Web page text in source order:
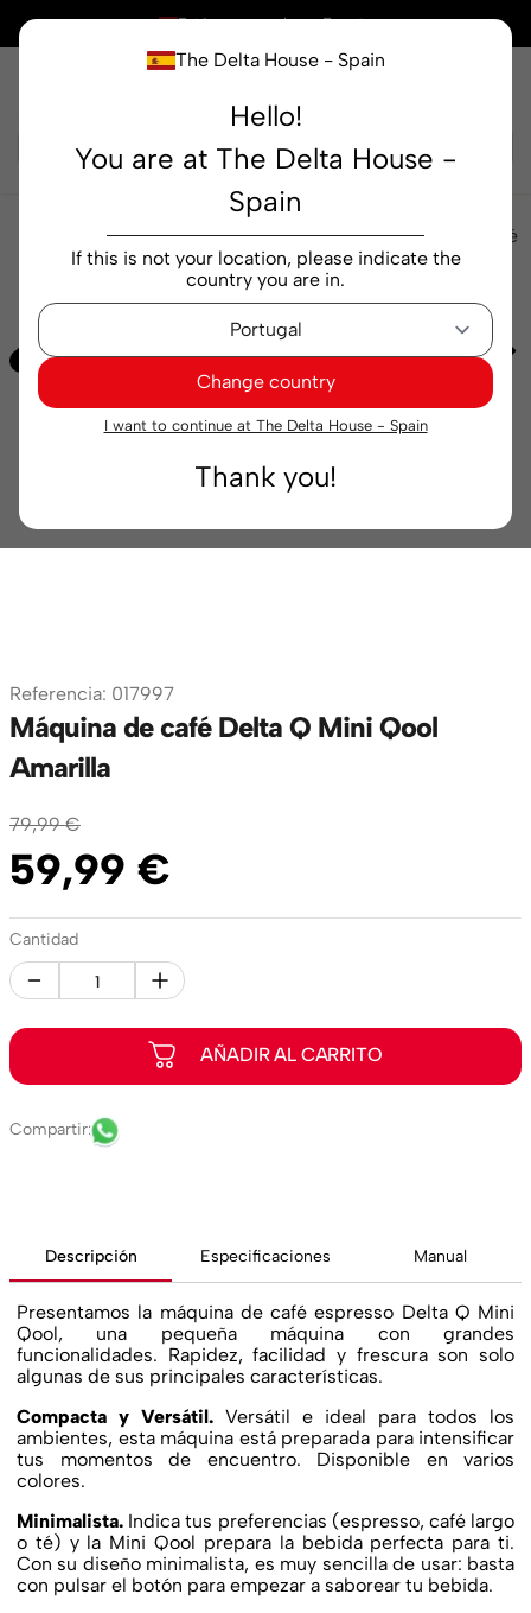
The Delta House - Spain
Hello!
You are at The Delta House -
Spain
If this is not your location, please indicate the
country you are in.
Change country
I want to continue at The Delta House - Spain
Thank you!
× Está comprando en España
Máquinas Cápsulas Minilana
Máquina de café
Delta Q Mini Qool Amarilla
-25%
Referencia: 017997
Máquina de café Delta Q Mini Qool
Amarilla
79,99 €
59,99 €
Cantidad
Descripción Especificaciones Manual
Presentamos la máquina de café espresso Delta Q Mini
Qool, una pequeña máquina con grandes
funcionalidades. Rapidez, facilidad y frescura son solo
algunas de sus principales características.
Compacta y Versátil. Versátil e ideal para todos los
ambientes, esta máquina está preparada para intensificar
tus momentos de encuentro. Disponible en varios
colores.
Minimalista. Indica tus preferencias (espresso, café largo
o té) y la Mini Qool prepara la bebida perfecta para ti.
Con su diseño minimalista, es muy sencilla de usar: basta
con pulsar el botón para empezar a saborear tu bebida.